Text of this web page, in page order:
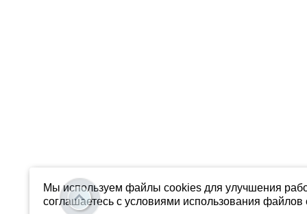
Мы используем файлы cookies для улучшения
соглашаетесь с условиями использования файлов